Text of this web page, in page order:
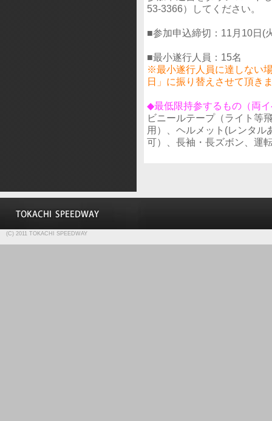
53-3366）してください。
■参加申込締切：11月10日(
■最小遂行人員：15名
※最小遂行人員に達しない
日」に振り替えさせて頂き
◆最低限持参するもの（両
ビニールテープ（ライト等
用）、ヘルメット(レンタル
可）、長袖・長ズボン、運
(C) 2011 TOKACHI SPEEDWAY